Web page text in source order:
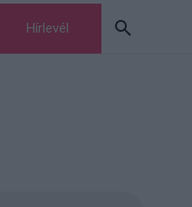
Hírlevél